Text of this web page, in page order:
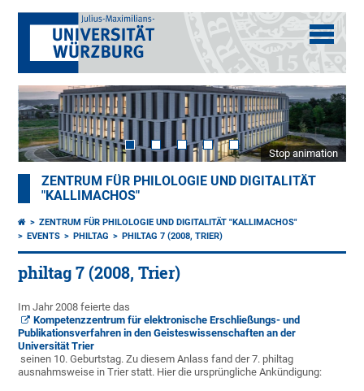
Stop animation
ZENTRUM FÜR PHILOLOGIE UND DIGITALITÄT
"KALLIMACHOS"
ZENTRUM FÜR PHILOLOGIE UND DIGITALITÄT "KALLIMACHOS"
EVENTS
PHILTAG PHILTAG 7 (2008, TRIER)
philtag 7 (2008, Trier)
Im Jahr 2008 feierte das
Kompetenzzentrum für elektronische Erschließungs- und
Publikationsverfahren in den Geisteswissenschaften an der
Universität Trier
seinen 10. Geburtstag. Zu diesem Anlass fand der 7. philtag
ausnahmsweise in Trier statt. Hier die ursprüngliche Ankündigung: